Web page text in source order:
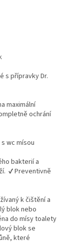
s přípravky Dr.
maximální
ochrání
wc mísou
bakterií a
✔ Preventivně
k čištění a
blok nebo
do mísy toalety
blok se
které